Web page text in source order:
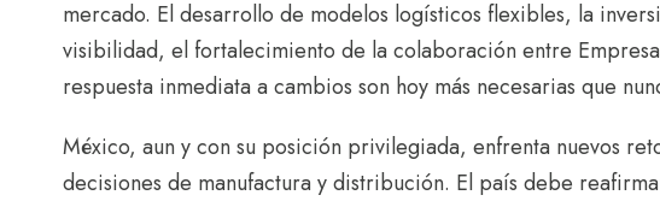
mercado. El desarrollo de modelos logísticos flexibles, la
visibilidad, el fortalecimiento de la colaboración entre
respuesta inmediata a cambios son hoy más necesarias que
México, aun y con su posición privilegiada, enfrenta nuevos
decisiones de manufactura y distribución. El país debe